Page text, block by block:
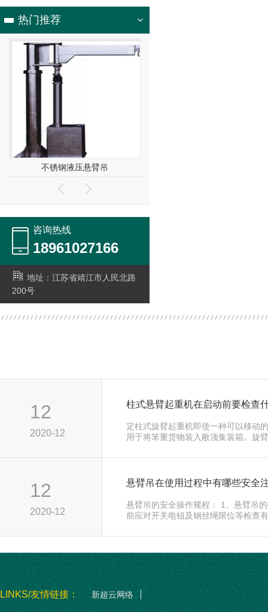
热门推荐
不锈钢液压悬臂吊
咨询热线
18961027166
地址：江苏省靖江市人民北路
200号
12
2020-12
柱式悬臂起重机在启动前要检查
定柱式旋臂起重机即使一种可以移动
用于将笨重货物装入敞顶集装箱。旋
12
2020-12
悬臂吊在使用过程中有哪些安全
悬臂吊的安全操作规程： 1、悬臂吊
前应对开关电钮及钢丝绳限位等检查
LINKS/友情链接： 新超云网络